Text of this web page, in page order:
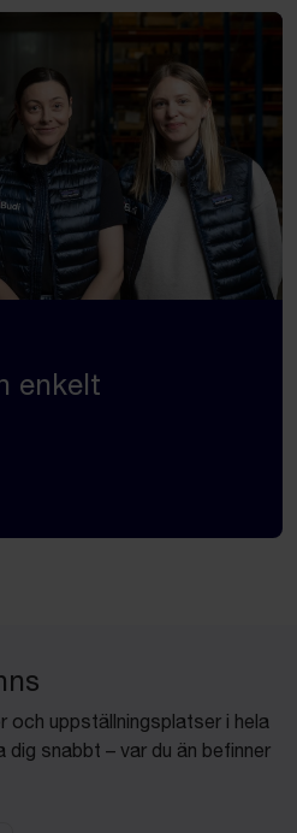
enkelt
och uppställningsplatser i hela
dig snabbt – var du än befinner